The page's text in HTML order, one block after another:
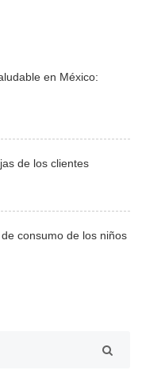
en México:
de los clientes
consumo de los niños